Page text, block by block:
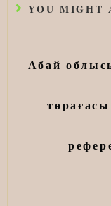
YOU MIGHT
Абай